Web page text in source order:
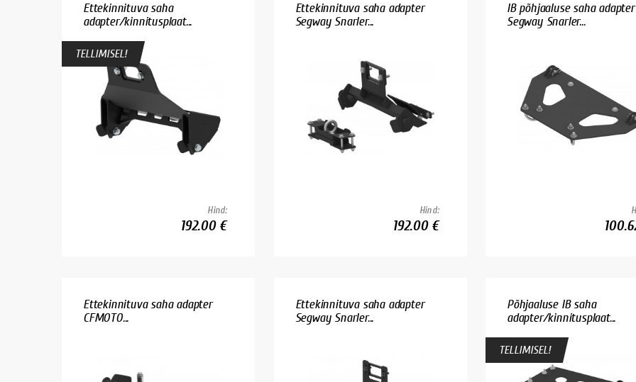
Ettekinnituva saha
adapter/kinnitusplaat...
TELLIMISEL!
Hind:
192.00 €
Ettekinnituva saha adapter
Segway Snarler...
Hind:
192.00 €
IB põhjaaluse saha adapter
Segway Snarler...
Ettekinnituva saha adapter
CFMOTO...
Ettekinnituva saha adapter
Segway Snarler...
Põhjaaluse IB saha
adapter/kinnitusplaat...
TELLIMISEL!